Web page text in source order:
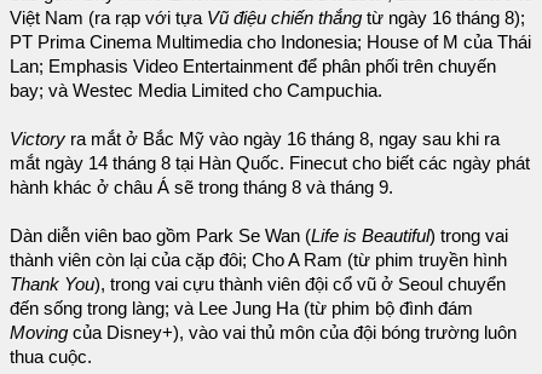
Việt Nam (ra rạp với tựa Vũ điệu chiến thắng từ ngày 16 tháng 8);
PT Prima Cinema Multimedia cho Indonesia; House of M của Thái
Lan; Emphasis Video Entertainment để phân phối trên chuyến
bay; và Westec Media Limited cho Campuchia.
Victory ra mắt ở Bắc Mỹ vào ngày 16 tháng 8, ngay sau khi ra
mắt ngày 14 tháng 8 tại Hàn Quốc. Finecut cho biết các ngày phát
hành khác ở châu Á sẽ trong tháng 8 và tháng 9.
Dàn diễn viên bao gồm Park Se Wan (Life is Beautiful) trong vai
thành viên còn lại của cặp đôi; Cho A Ram (từ phim truyền hình
Thank You), trong vai cựu thành viên đội cổ vũ ở Seoul chuyển
đến sống trong làng; và Lee Jung Ha (từ phim bộ đình đám
Moving của Disney+), vào vai thủ môn của đội bóng trường luôn
thua cuộc.